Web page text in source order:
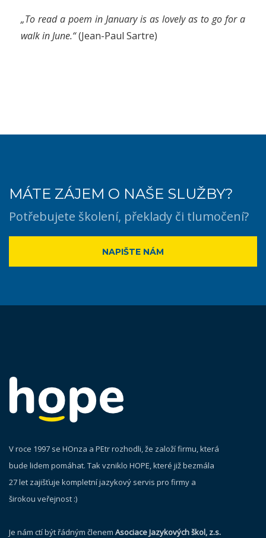
„To read a poem in January is as lovely as to go for a
walk in June.“(Jean-Paul Sartre)
MÁTE ZÁJEM O NAŠE SLUŽBY?
Potřebujete školení, překlady či tlumočení?
NAPIŠTE NÁM
V roce 1997 se HOnza a PEtr rozhodli, že založí firmu, která
bude lidem pomáhat. Tak vzniklo HOPE, které již bezmála
27 let zajišťuje kompletní jazykový servis pro firmy a
širokou veřejnost :)
Je nám ctí být řádným členem Asociace Jazykových škol, z.s.